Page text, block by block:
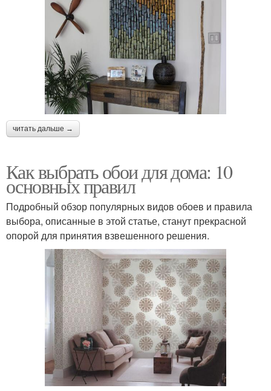
читать дальше →
Как выбрать обои для дома: 10
основных правил
Подробный обзор популярных видов обоев и правила
выбора, описанные в этой статье, станут прекрасной
опорой для принятия взвешенного решения.